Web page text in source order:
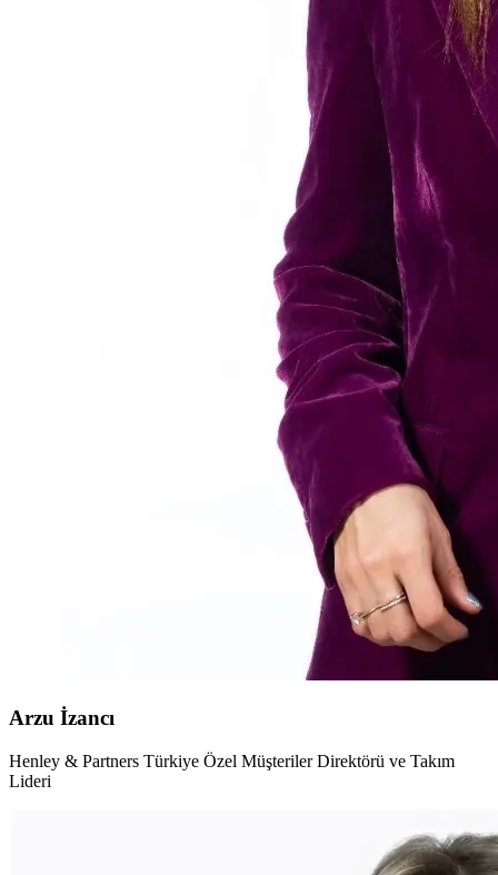
Arzu İzancı
Henley & Partners Türkiye Özel Müşteriler Direktörü ve Takım
Lideri